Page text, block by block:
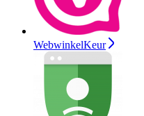
WebwinkelKeur